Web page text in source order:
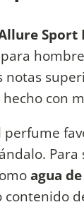
Sport
para
notas
con
perfume
agua